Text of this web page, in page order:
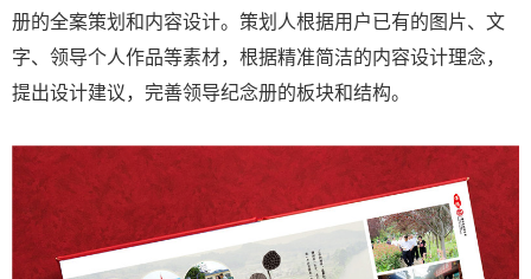
册的全案策划和内容设计。策划人根据用户已有的图片、文
字、领导个人作品等素材，根据精准简洁的内容设计理念，
提出设计建议，完善领导纪念册的板块和结构。